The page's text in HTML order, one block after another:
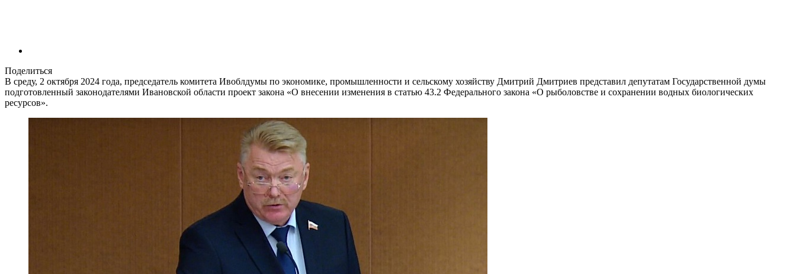
Поделиться
В среду, 2 октября 2024 года, председатель комитета Ивоблдумы по экономике, промышленности и сельскому хозяйству Дмитрий Дмитриев представил депутатам Государственной думы
подготовленный законодателями Ивановской области проект закона «О внесении изменения в статью 43.2 Федерального закона «О рыболовстве и сохранении водных биологических
ресурсов».